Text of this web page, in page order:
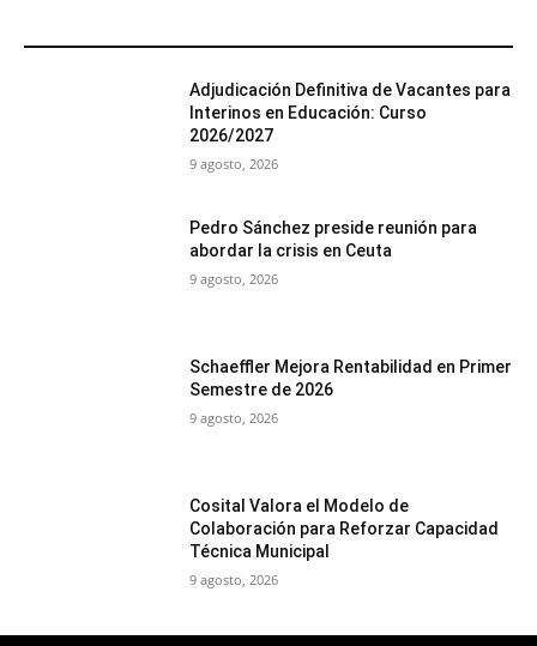
Adjudicación Definitiva de Vacantes para
Interinos en Educación: Curso
2026/2027
9 agosto, 2026
Pedro Sánchez preside reunión para
abordar la crisis en Ceuta
9 agosto, 2026
Schaeffler Mejora Rentabilidad en Primer
Semestre de 2026
9 agosto, 2026
Cosital Valora el Modelo de
Colaboración para Reforzar Capacidad
Técnica Municipal
9 agosto, 2026